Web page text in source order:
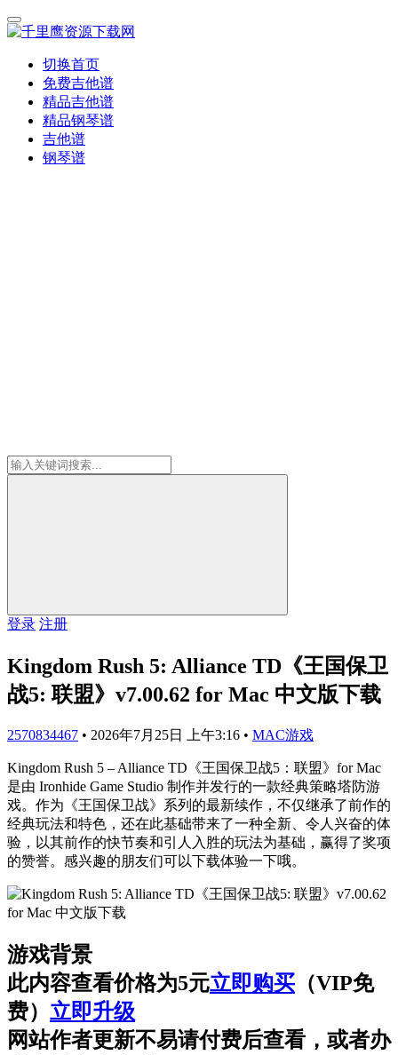
切换首页
免费吉他谱
精品吉他谱
精品钢琴谱
吉他谱
钢琴谱
登录 注册
Kingdom Rush 5: Alliance TD《王国保卫
战5: 联盟》v7.00.62 for Mac 中文版下载
2570834467 • 2026年7月25日 上午3:16 • MAC游戏
Kingdom Rush 5 – Alliance TD《王国保卫战5：联盟》for Mac
是由 Ironhide Game Studio 制作并发行的一款经典策略塔防游
戏。作为《王国保卫战》系列的最新续作，不仅继承了前作的
经典玩法和特色，还在此基础带来了一种全新、令人兴奋的体
验，以其前作的快节奏和引人入胜的玩法为基础，赢得了奖项
的赞誉。感兴趣的朋友们可以下载体验一下哦。
游戏背景
此内容查看价格为5元立即购买 （VIP免
费） 立即升级
网站作者更新不易请付费后查看，或者办